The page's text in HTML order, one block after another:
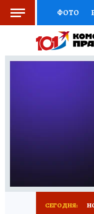
ФОТО
ВЫБОР
СЕГОДНЯ: